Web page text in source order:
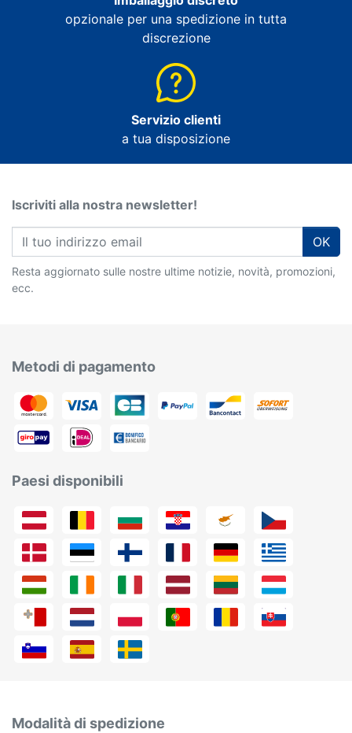
opzionale per una spedizione in tutta
discrezione
Servizio clienti
a tua disposizione
Iscriviti alla nostra newsletter!
OK
Resta aggiornato sulle nostre ultime notizie, novità, promozioni,
ecc.
Metodi di pagamento
Paesi disponibili
Modalità di spedizione